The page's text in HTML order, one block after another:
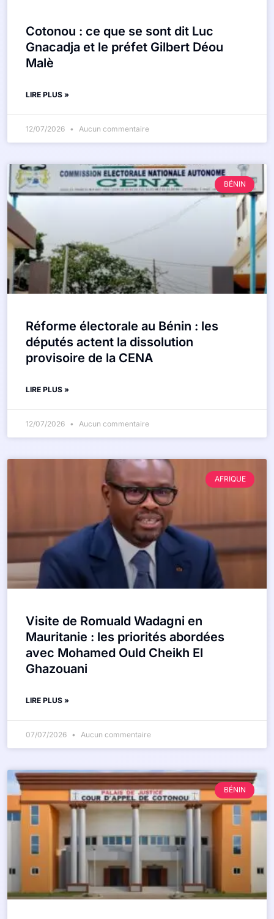
Cotonou : ce que se sont dit Luc
Gnacadja et le préfet Gilbert Déou
Malè
LIRE PLUS »
12/07/2026 Aucun commentaire
BÉNIN
Réforme électorale au Bénin : les
députés actent la dissolution
provisoire de la CENA
LIRE PLUS »
12/07/2026 Aucun commentaire
AFRIQUE
Visite de Romuald Wadagni en
Mauritanie : les priorités abordées
avec Mohamed Ould Cheikh El
Ghazouani
LIRE PLUS »
07/07/2026 Aucun commentaire
BÉNIN